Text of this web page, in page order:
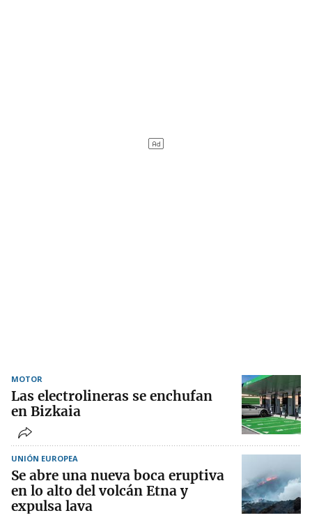
MOTOR
Las electrolineras se enchufan
en Bizkaia
UNIÓN EUROPEA
Se abre una nueva boca eruptiva
en lo alto del volcán Etna y
expulsa lava